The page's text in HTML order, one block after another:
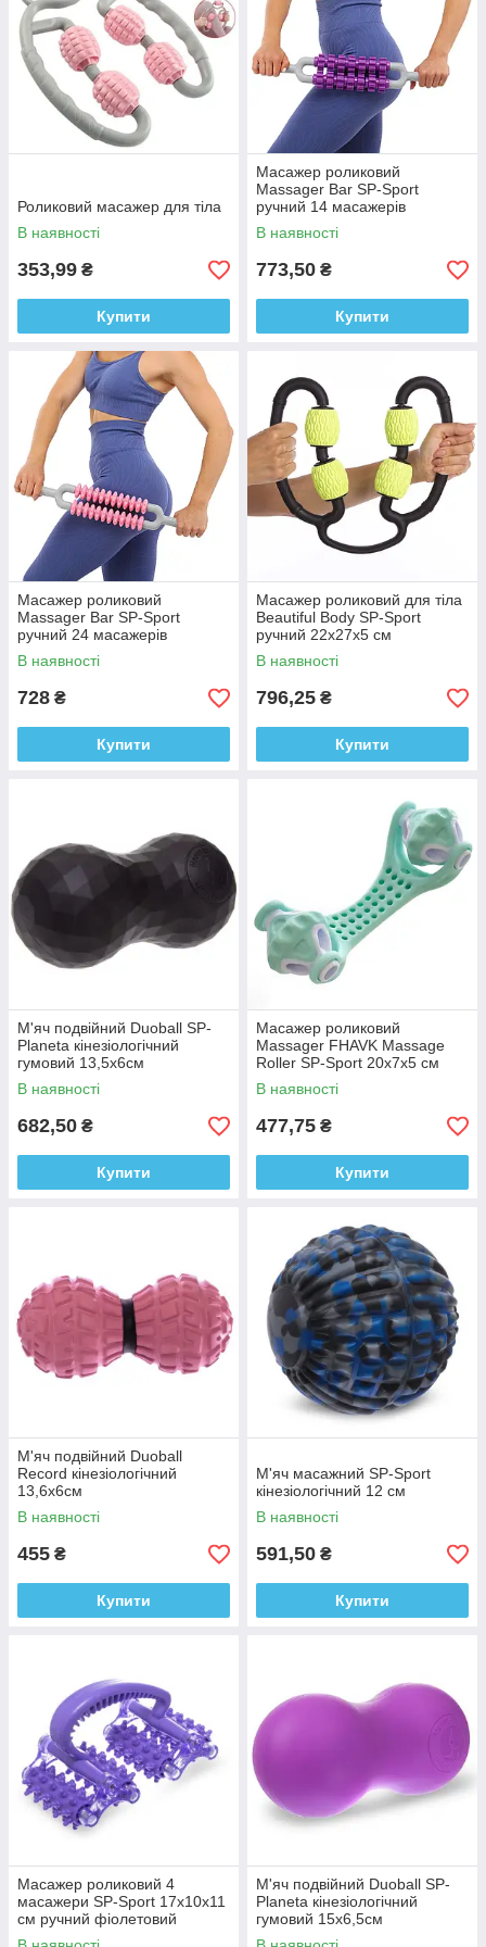
Роликовий масажер для тіла
В наявності
353,99 ₴
Купити
Масажер роликовий
Massager Bar SP-Sport
ручний 14 масажерів
В наявності
773,50 ₴
Купити
Масажер роликовий
Massager Bar SP-Sport
ручний 24 масажерів
В наявності
728 ₴
Купити
Масажер роликовий для тіла
Beautiful Body SP-Sport
ручний 22х27х5 см
В наявності
796,25 ₴
Купити
М'яч подвійний Duoball SP-
Planeta кінезіологічний
гумовий 13,5x6см
В наявності
682,50 ₴
Купити
Масажер роликовий
Massager FHAVK Massage
Roller SP-Sport 20x7x5 см
ручний 2 масажери
В наявності
477,75 ₴
Купити
М'яч подвійний Duoball
Record кінезіологічний
13,6x6см
В наявності
455 ₴
Купити
М'яч масажний SP-Sport
кінезіологічний 12 см
В наявності
591,50 ₴
Купити
Масажер роликовий 4
масажери SP-Sport 17x10x11
см ручний фіолетовий
М'яч подвійний Duoball SP-
Planeta кінезіологічний
гумовий 15x6,5см